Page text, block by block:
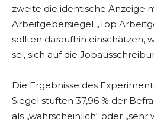
zweite die identische Anzeige
Arbeitgebersiegel „Top
sollten daraufhin einschätzen,
sei, sich auf die
Die Ergebnisse des
Siegel stuften 37,96 % der
als „wahrscheinlich“ oder „sehr